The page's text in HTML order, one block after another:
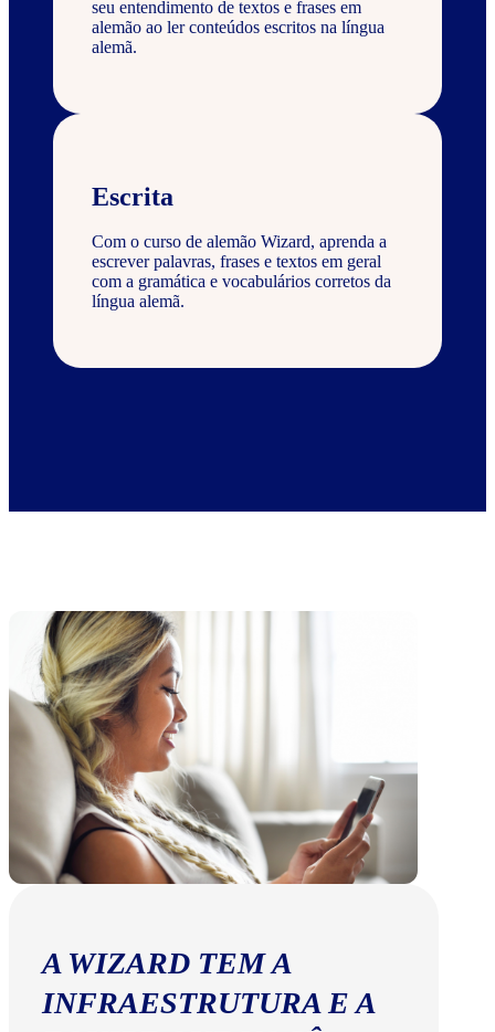
seu entendimento de textos e frases em
alemão ao ler conteúdos escritos na língua
alemã.
Escrita
Com o curso de alemão Wizard, aprenda a
escrever palavras, frases e textos em geral
com a gramática e vocabulários corretos da
língua alemã.
A WIZARD TEM A
INFRAESTRUTURA E A